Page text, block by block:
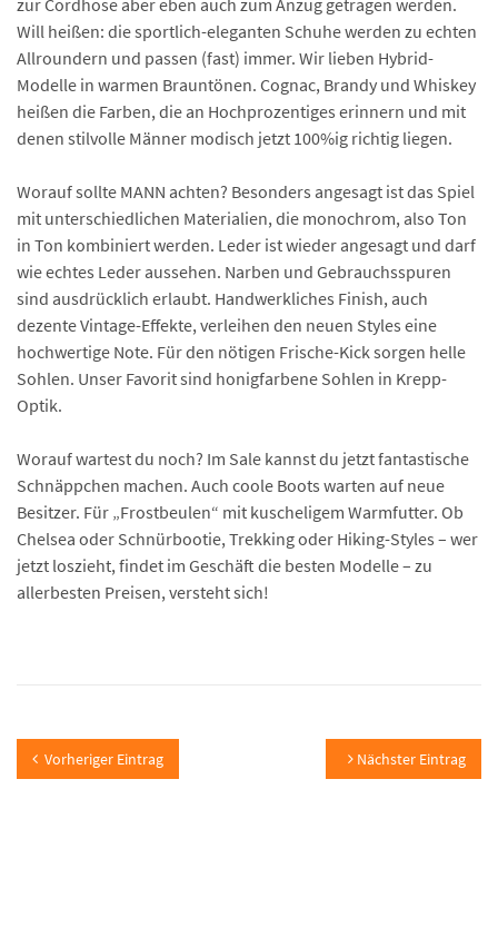
zur Cordhose aber eben auch zum Anzug getragen werden.
Will heißen: die sportlich-eleganten Schuhe werden zu echten
Allroundern und passen (fast) immer. Wir lieben Hybrid-
Modelle in warmen Brauntönen. Cognac, Brandy und Whiskey
heißen die Farben, die an Hochprozentiges erinnern und mit
denen stilvolle Männer modisch jetzt 100%ig richtig liegen.
Worauf sollte MANN achten? Besonders angesagt ist das Spiel
mit unterschiedlichen Materialien, die monochrom, also Ton
in Ton kombiniert werden. Leder ist wieder angesagt und darf
wie echtes Leder aussehen. Narben und Gebrauchsspuren
sind ausdrücklich erlaubt. Handwerkliches Finish, auch
dezente Vintage-Effekte, verleihen den neuen Styles eine
hochwertige Note. Für den nötigen Frische-Kick sorgen helle
Sohlen. Unser Favorit sind honigfarbene Sohlen in Krepp-
Optik.
Worauf wartest du noch? Im Sale kannst du jetzt fantastische
Schnäppchen machen. Auch coole Boots warten auf neue
Besitzer. Für „Frostbeulen“ mit kuscheligem Warmfutter. Ob
Chelsea oder Schnürbootie, Trekking oder Hiking-Styles – wer
jetzt loszieht, findet im Geschäft die besten Modelle – zu
allerbesten Preisen, versteht sich!
Vorheriger Eintrag Nächster Eintrag